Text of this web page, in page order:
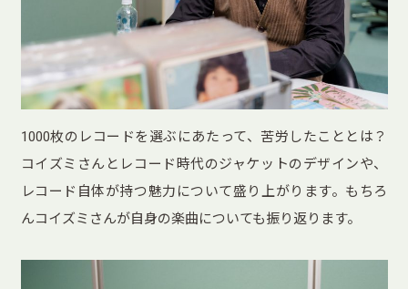
1000枚のレコードを選ぶにあたって、苦労したこととは？
コイズミさんとレコード時代のジャケットのデザインや、
レコード自体が持つ魅力について盛り上がります。もちろ
んコイズミさんが自身の楽曲についても振り返ります。